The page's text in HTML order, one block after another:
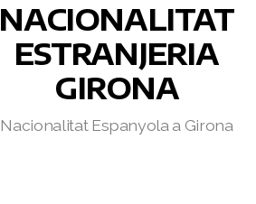
NACIONALITAT
ESTRANJERIA
GIRONA
Nacionalitat Espanyola a Girona